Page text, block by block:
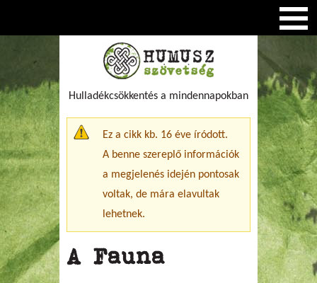
Hulladékcsökkentés a mindennapokban
Figyelmeztető üzenet
Ez a cikk kb. 16 éve íródott.
A benne szereplő információk
a megjelenés idején pontosak
voltak, de mára elavultak
lehetnek.
A Fauna